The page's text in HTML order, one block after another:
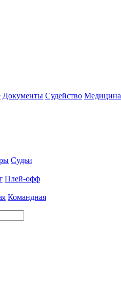
Документы Судейство Медицина
Судьи
Плей-офф
Командная